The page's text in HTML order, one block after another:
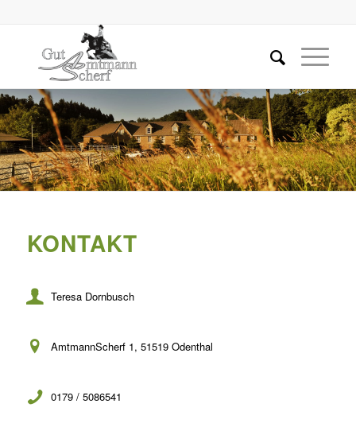
KONTAKT
Teresa Dornbusch
AmtmannScherf 1, 51519 Odenthal
0179 / 5086541